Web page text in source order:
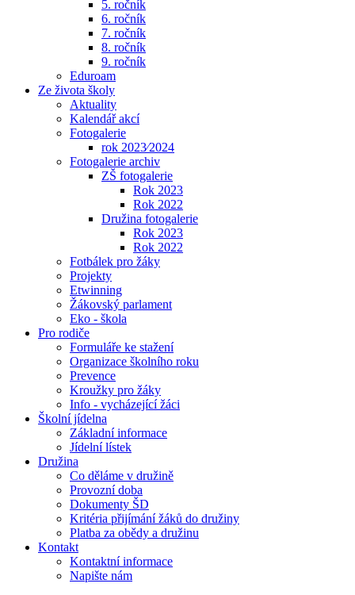
5. ročník
6. ročník
7. ročník
8. ročník
9. ročník
Eduroam
Ze života školy
Aktuality
Kalendář akcí
Fotogalerie
rok 2023⁄2024
Fotogalerie archiv
ZŠ fotogalerie
Rok 2023
Rok 2022
Družina fotogalerie
Rok 2023
Rok 2022
Fotbálek pro žáky
Projekty
Etwinning
Žákovský parlament
Eko - škola
Pro rodiče
Formuláře ke stažení
Organizace školního roku
Prevence
Kroužky pro žáky
Info - vycházející žáci
Školní jídelna
Základní informace
Jídelní lístek
Družina
Co děláme v družině
Provozní doba
Dokumenty ŠD
Kritéria přijímání žáků do družiny
Platba za obědy a družinu
Kontakt
Kontaktní informace
Napište nám